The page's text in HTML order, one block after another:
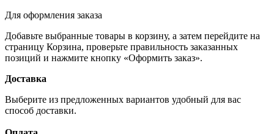
Для оформления заказа
Добавьте выбранные товары в корзину, а затем перейдите на
страницу Корзина, проверьте правильность заказанных
позиций и нажмите кнопку «Оформить заказ».
Доставка
Выберите из предложенных вариантов удобный для вас
способ доставки.